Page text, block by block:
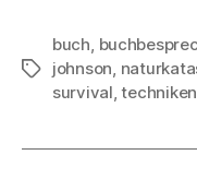
Schlagwörter
buch,
johnson,
survival,techniken